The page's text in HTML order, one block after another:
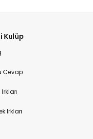
Kulüp
Cevap
Irkları